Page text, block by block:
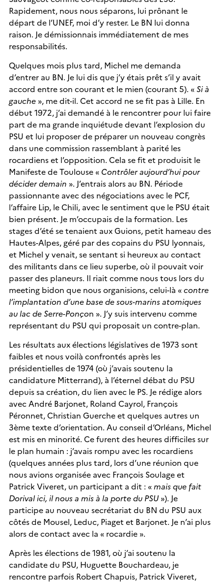
Rapidement, nous nous séparons, lui prônant le
départ de l’UNEF, moi d’y rester. Le BN lui donna
raison. Je démissionnais immédiatement de mes
responsabilités.
Quelques mois plus tard, Michel me demanda
d’entrer au BN. Je lui dis que j’y étais prêt s’il y avait
accord entre son courant et le mien (courant 5). «Si à
gauche», me dit-il. Cet accord ne se fit pas à Lille. En
début 1972, j’ai demandé à le rencontrer pour lui faire
part de ma grande inquiétude devant l’explosion du
PSU et lui proposer de préparer un nouveau congrès
dans une commission rassemblant à parité les
rocardiens et l’opposition. Cela se fit et produisit le
Manifeste de Toulouse « Contrôler aujourd’hui pour
décider demain ». J’entrais alors au BN. Période
passionnante avec des négociations avec le PCF,
l’affaire Lip, le Chili, avec le sentiment que le PSU était
bien présent. Je m’occupais de la formation. Les
stages d’été se tenaient aux Guions, petit hameau des
Hautes-Alpes, géré par des copains du PSU lyonnais,
et Michel y venait, se sentant si heureux au contact
des militants dans ce lieu superbe, où il pouvait voir
passer des planeurs. Il riait comme nous tous lors du
meeting bidon que nous organisions, celui-là «contre
l’implantation d’une base de sous-marins atomiques
au lac de Serre-Ponçon ». J’y suis intervenu comme
représentant du PSU qui proposait un contre-plan.
Les résultats aux élections législatives de 1973 sont
faibles et nous voilà confrontés après les
présidentielles de 1974 (où j’avais soutenu la
candidature Mitterrand), à l’éternel débat du PSU
depuis sa création, du lien avec le PS. Je rédige alors
avec André Barjonet, Roland Cayrol, François
Péronnet, Christian Guerche et quelques autres un
3ème texte d’orientation. Au conseil d’Orléans, Michel
est mis en minorité. Ce furent des heures difficiles sur
le plan humain : j’avais rompu avec les rocardiens
(quelques années plus tard, lors d’une réunion que
nous avions organisée avec François Soulage et
Patrick Viveret, un participant a dit : « mais que fait
Dorival ici, il nous a mis à la porte du PSU»). Je
participe au nouveau secrétariat du BN du PSU aux
côtés de Mousel, Leduc, Piaget et Barjonet. Je n’ai plus
alors de contact avec la « rocardie ».
Après les élections de 1981, où j’ai soutenu la
candidate du PSU, Huguette Bouchardeau, je
rencontre parfois Robert Chapuis, Patrick Viveret,